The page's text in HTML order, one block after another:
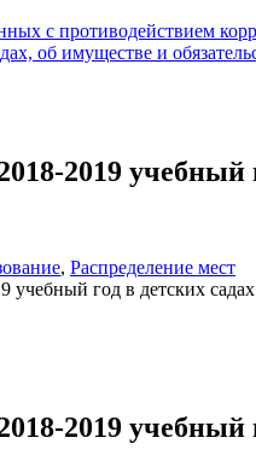
с противодействием
об имуществе и
2019 учебный
, Распределение мест
учебный год в детских
2019 учебный